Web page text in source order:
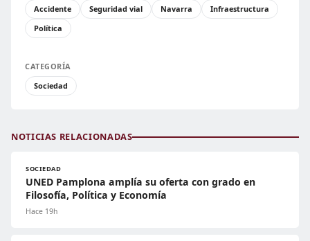
Accidente
Seguridad vial Navarra
Infraestructura
Política
CATEGORÍA
Sociedad
NOTICIAS RELACIONADAS
SOCIEDAD
UNED Pamplona amplía su oferta con grado en
Filosofía, Política y Economía
Hace 19h